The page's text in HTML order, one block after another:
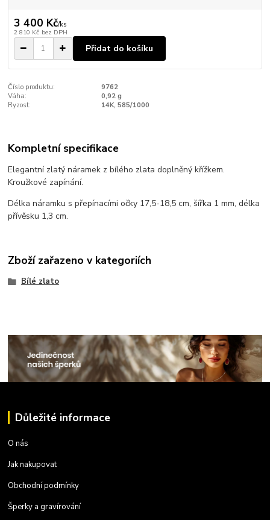
3 400 Kč/ks
2 810 Kč bez DPH
Přidat do košíku
Číslo produktu:
9762
Váha:
0,92 g
Ryzost:
14K, 585/1000
Kompletní specifikace
Elegantní zlatý náramek z bílého zlata doplněný křížkem.
Kroužkové zapínání.
Délka náramku s přepínacími očky 17,5-18,5 cm, šířka 1 mm, délka
přívěsku 1,3 cm.
Zboží zařazeno v kategoriích
Bílé zlato
Důležité informace
O nás
Jak nakupovat
Obchodní podmínky
Šperky a gravírování